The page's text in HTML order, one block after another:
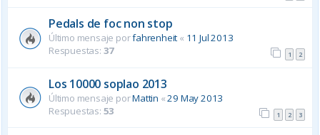
Pedals de foc non stop
Último mensaje porfahrenheit « 11 Jul 2013
Respuestas: 37 1 2
Los 10000 soplao 2013
Último mensaje porMattin «29 May 2013
Respuestas: 53 1 2 3